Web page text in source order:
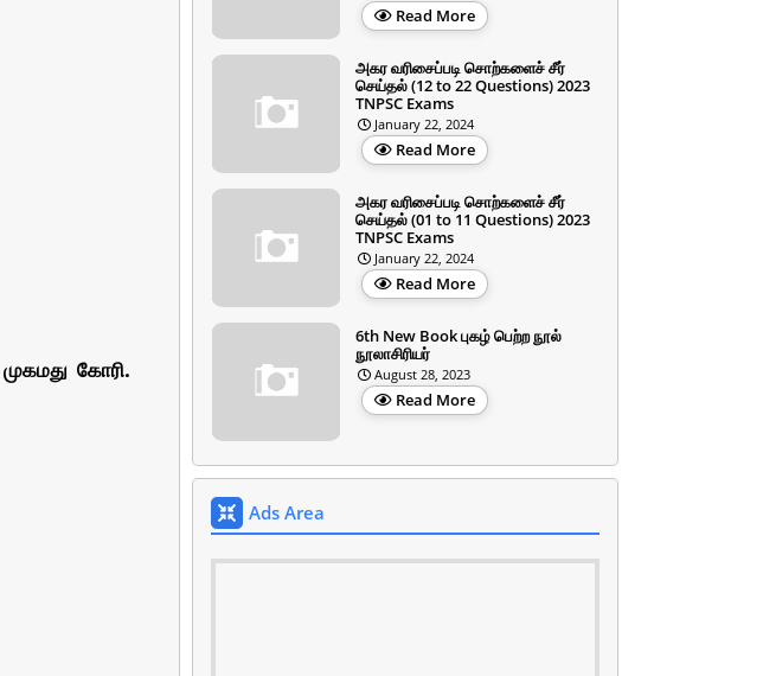
முகமது கோரி.
Read More
அகர வரிசைப்படி சொற்களைச் சீர்
செய்தல் (12 to 22 Questions) 2023
TNPSC Exams
January 22, 2024
Read More
அகர வரிசைப்படி சொற்களைச் சீர்
செய்தல் (01 to 11 Questions) 2023
TNPSC Exams
January 22, 2024
Read More
6th New Book புகழ் பெற்ற நூல்
நூலாசிரியர்
August 28, 2023
Read More
Ads Area